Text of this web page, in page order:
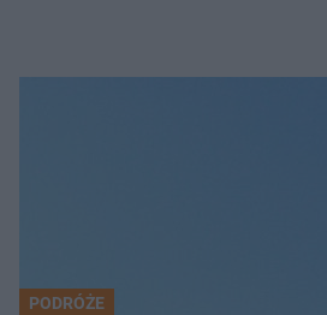
PODRÓŻE